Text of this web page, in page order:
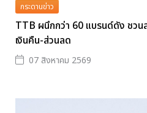
กระดานข่าว
TTB ผนึกกว่า 60 แบรนด์ดัง ชว
เงินคืน-ส่วนลด
07 สิงหาคม 2569